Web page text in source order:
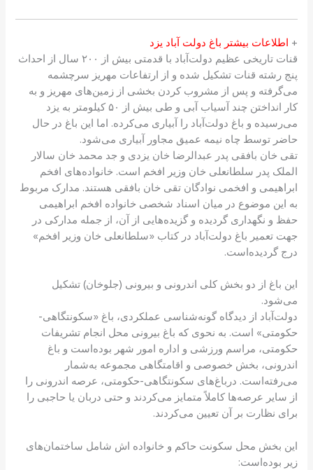
+ ‌ اطلاعات بیشتر باغ دولت آباد یزد
قنات تاریخی عظیم دولت‌آباد با قدمتی بیش از ۲۰۰ سال از احداث
پنج رشته قنات تشکیل شده و از ارتفاعات مهریز سرچشمه
می‌گرفته و پس از مشروب کردن بخشی از زمین‌های مهریز و به
کار انداختن چند آسیاب آبی و طی بیش از ۵۰ کیلومتر به یزد
می‌رسیده و باغ دولت‌آباد را آبیاری می‌کرده. اما این باغ در حال
حاضر توسط چاه نیمه عمیق مجاور آبیاری می‌شود.
تقی خان بافقی پدر عبدالرضا خان یزدی و جد محمد خان سالار
الملک پدر سلطانعلی خان وزیر افخم است. خانواده‌های افخم
ابراهیمی و افخمی نوادگان تقی خان بافقی هستند. مدارک مربوط
به این موضوع در میان اسناد شخصی خانواده افخم ابراهیمی
حفظ و نگهداری گردیده و گزیده‌هایی از آن، از جمله مدارکی در
جهت تعمیر باغ دولت‌آباد در کتاب «سلطانعلی خان وزیر افخم»
درج گردیده‌است.
این باغ از دو بخش کلی اندرونی و بیرونی (جلوخان) تشکیل
می‌شود.
دولت‌آباد از دیدگاه گونه‌شناسی عملکردی، باغ «سکونتگاهی-
حکومتی» است. به نحوی که باغ بیرونی محل انجام تشریفات
حکومتی، مراسم ورزشی و اداره امور شهر بوده‌است و باغ
اندرونی، بخش خصوصی و اقامتگاهی مجموعه به‌شمار
می‌رفته‌است. درباغ‌های سکونتگاهی-حکومتی، عرصه اندرونی را
از سایر عرصه‌ها کاملاً متمایز می‌کردند و حتی دربان یا حاجبی را
برای نظارت بر آن تعیین می‌کردند.
این بخش محل سکونت حاکم و خانواده اش شامل ساختمان‌های
زیر بوده‌است: